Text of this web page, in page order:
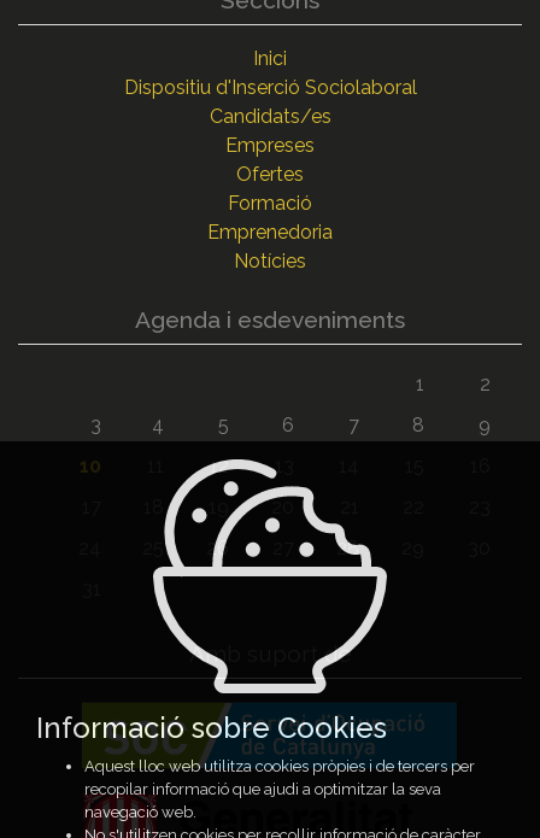
Inici
Dispositiu d'Inserció Sociolaboral
Candidats/es
Empreses
Ofertes
Formació
Emprenedoria
Notícies
Agenda i esdeveniments
1
2
3
4 5 6 7 8
9
10
12 13
20
26 28
Amb suport de
Informació sobre Cookies
Aquest lloc web utilitza cookies pròpies i de tercers per
recopilar informació que ajudi a optimitzar la seva
navegació web.